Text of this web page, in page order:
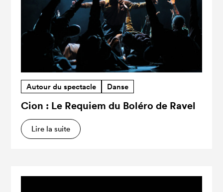
Autour du spectacle Danse
Cion : Le Requiem du Boléro de Ravel
Lire la suite